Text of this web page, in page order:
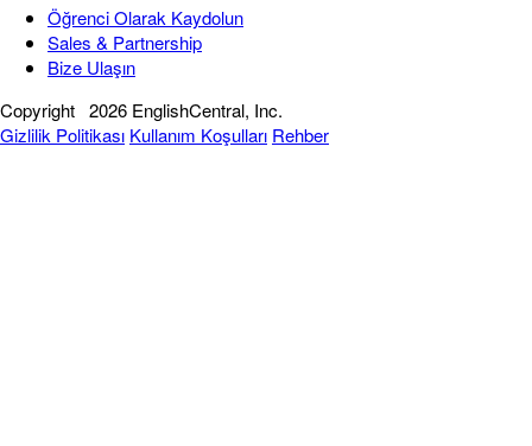
Öğrenci Olarak Kaydolun
Sales & Partnership
Bize Ulaşın
Copyright 2026 EnglishCentral, Inc.
Gizlilik Politikası Kullanım Koşulları Rehber